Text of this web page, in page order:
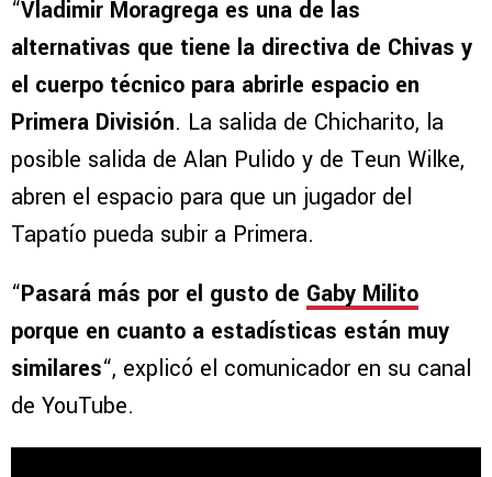
“Vladimir Moragrega es una de las
alternativas que tiene la directiva de Chivas y
el cuerpo técnico para abrirle espacio en
Primera División. La salida de Chicharito, la
posible salida de Alan Pulido y de Teun Wilke,
abren el espacio para que un jugador del
Tapatío pueda subir a Primera.
“Pasará más por el gusto de Gaby Milito
porque en cuanto a estadísticas están muy
similares“, explicó el comunicador en su canal
de YouTube.